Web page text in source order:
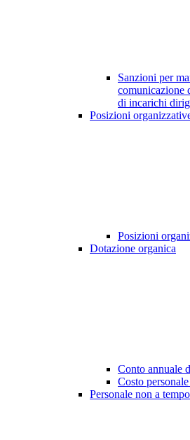
Sanzioni per
comunicazione
di incarichi
Posizioni
Posizioni
Dotazione organica
Conto annuale
Costo
Personale non a